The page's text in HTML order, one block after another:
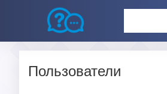
Пользователи